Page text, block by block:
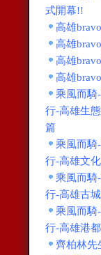
式開幕!!
高雄
高雄
高雄
高雄
乘風而騎
行-高雄生
篇
乘風而騎
行-高雄文
乘風而騎
行-高雄古
乘風而騎
行-高雄港
齊柏林先